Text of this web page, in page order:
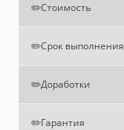
✏️Стоимость
✏️Срок выполнения
✏️Доработки
✏️Гарантия